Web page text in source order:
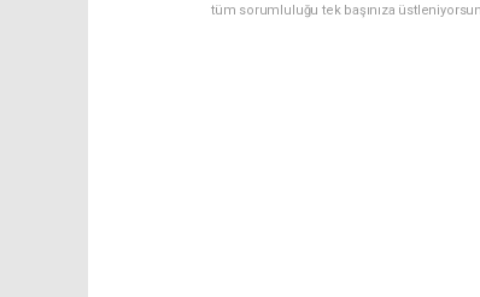
tüm sorumluluğu tek başınıza